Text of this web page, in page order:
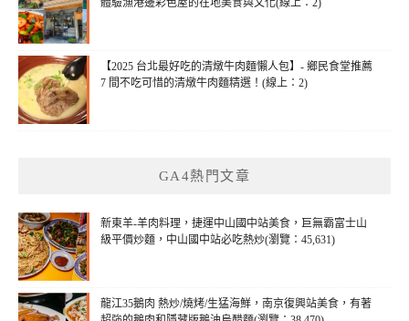
體驗漁港邊彩色屋的在地美食與文化(線上：2)
【2025 台北最好吃的清燉牛肉麵懶人包】- 鄉民食堂推薦
7 間不吃可惜的清燉牛肉麵精選！(線上：2)
GA4熱門文章
新東羊-羊肉料理，捷運中山國中站美食，巨無霸富士山
級平價炒麵，中山國中站必吃熱炒(瀏覽：45,631)
龍江35鵝肉 熱炒/燒烤/生猛海鮮，南京復興站美食，有著